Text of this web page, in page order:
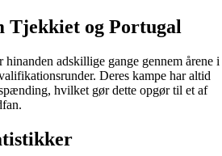
Tjekkiet og Portugal
adskillige gange gennem årene i
Deres kampe har altid
hvilket gør dette opgør til et af